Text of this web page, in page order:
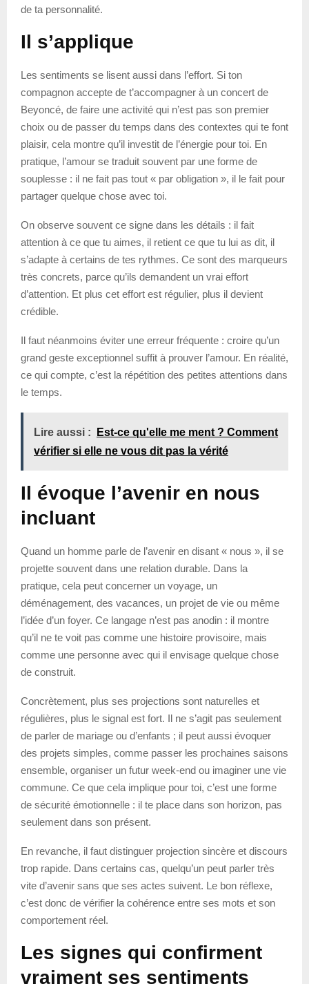
de ta personnalité.
Il s’applique
Les sentiments se lisent aussi dans l’effort. Si ton
compagnon accepte de t’accompagner à un concert de
Beyoncé, de faire une activité qui n’est pas son premier
choix ou de passer du temps dans des contextes qui te font
plaisir, cela montre qu’il investit de l’énergie pour toi. En
pratique, l’amour se traduit souvent par une forme de
souplesse : il ne fait pas tout « par obligation », il le fait pour
partager quelque chose avec toi.
On observe souvent ce signe dans les détails : il fait
attention à ce que tu aimes, il retient ce que tu lui as dit, il
s’adapte à certains de tes rythmes. Ce sont des marqueurs
très concrets, parce qu’ils demandent un vrai effort
d’attention. Et plus cet effort est régulier, plus il devient
crédible.
Il faut néanmoins éviter une erreur fréquente : croire qu’un
grand geste exceptionnel suffit à prouver l’amour. En réalité,
ce qui compte, c’est la répétition des petites attentions dans
le temps.
Lire aussi :
Est-ce qu'elle me ment ? Comment
vérifier si elle ne vous dit pas la vérité
Il évoque l’avenir en nous
incluant
Quand un homme parle de l’avenir en disant « nous », il se
projette souvent dans une relation durable. Dans la
pratique, cela peut concerner un voyage, un
déménagement, des vacances, un projet de vie ou même
l’idée d’un foyer. Ce langage n’est pas anodin : il montre
qu’il ne te voit pas comme une histoire provisoire, mais
comme une personne avec qui il envisage quelque chose
de construit.
Concrètement, plus ses projections sont naturelles et
régulières, plus le signal est fort. Il ne s’agit pas seulement
de parler de mariage ou d’enfants ; il peut aussi évoquer
des projets simples, comme passer les prochaines saisons
ensemble, organiser un futur week-end ou imaginer une vie
commune. Ce que cela implique pour toi, c’est une forme
de sécurité émotionnelle : il te place dans son horizon, pas
seulement dans son présent.
En revanche, il faut distinguer projection sincère et discours
trop rapide. Dans certains cas, quelqu’un peut parler très
vite d’avenir sans que ses actes suivent. Le bon réflexe,
c’est donc de vérifier la cohérence entre ses mots et son
comportement réel.
Les signes qui confirment
vraiment ses sentiments